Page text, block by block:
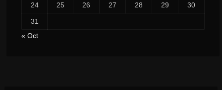
24 25 26 27 28 29 30
31
« Oct